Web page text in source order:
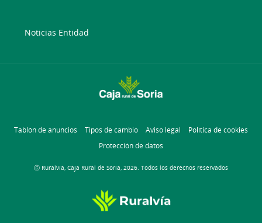
Noticias Entidad
Tablón de anuncios Tipos de cambio Aviso legal
Política de cookies
Protección de datos
Ⓒ Ruralvía, Caja Rural de Soria, 2026. Todos los derechos reservados